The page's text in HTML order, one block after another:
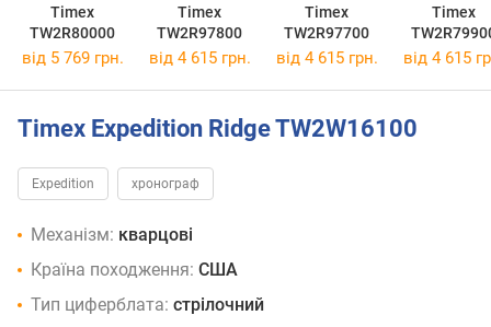
Timex
TW2R80000
Timex
TW2R97800
Timex
TW2R97700
Timex
від 5 769 грн. від 4 615 грн. від 4 615 грн. від 4 615
Timex Expedition Ridge TW2W16100
Expedition хронограф
Механізм: кварцові
Країна походження: США
Тип циферблата: стрілочний